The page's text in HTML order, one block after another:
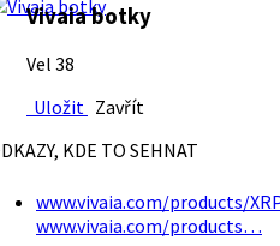
Vivaia botky
Vel 38
Uložit Zavřít
KDE TO SEHNAT
www.vivaia.com/products/
www.vivaia.com/products…